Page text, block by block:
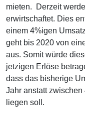
mieten. Derzeit
erwirtschaftet. Dies
einem 4%igen
geht bis 2020 von
aus. Somit würde
jetzigen Erlöse
dass das bisherige
Jahr anstatt
liegen soll.